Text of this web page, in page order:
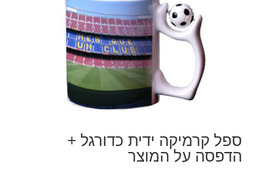
ספל קרמיקה ידית כדורגל +
הדפסה על המוצר